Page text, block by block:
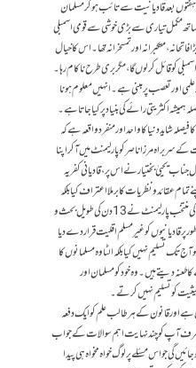
ہفتوں بعد قادیانیت سے تائب ہو کر مسلمان
ساتھ مکمل تیاری سے بڑی خوشی سے قومی اسمبلی
متکبرانہ اور تمسخرانہ تھا۔ اس کا خیال
کو قائل کر لوں گا، مگر بری طرح ناکام رہا۔
اور تعصب پر مبنی ہے۔ انہیں معلوم ہونا
اکثریتی رائے کی بنیاد پر کیا جاتا ہے۔
شاید دنیا کا واحد اور منفرد واقعہ ہے کہ
مرزا ناصر کو پارلیمنٹ میں آ کر اپنا
یحییٰ بختیار نے اس پر، قادیانی کفریہ
و نظریات کا برملا اعتراف کیا بلکہ
تاویلات کے ذریعے ان کا دفاع بھی کیا۔ لہٰذا ملک کی منتخب پارلیمنٹ نے 13 دن کی طویل بحث و
قادیانیوں کو غیر مسلم اقلیت قرار دے دیا
تسلیم نہیں کیا بلکہ الٹا وہ مسلمانوں کا
دیتے ہیں۔ وہ خود کو مسلمان اور
حیثیت کو تسلیم نہیں کرتے۔
ہے اور قانون کے ہر طالب علم کو ایک دفعہ
صرف آپ کو چند نہایت اہم سوالات کے جواب
گی جو اس مسئلے پر لوگ خواہ مخواہ ہی پیدا